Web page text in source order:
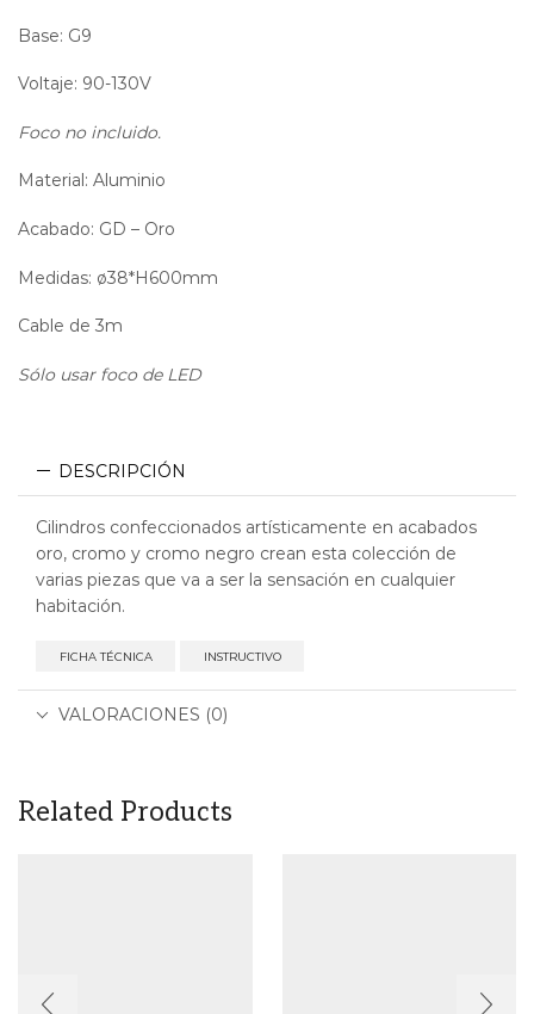
Base: G9
Voltaje: 90-130V
Foco no incluido.
Material: Aluminio
Acabado: GD – Oro
Medidas: ø38*H600mm
Cable de 3m
Sólo usar foco de LED
DESCRIPCIÓN
Cilindros confeccionados artísticamente en acabados
oro, cromo y cromo negro crean esta colección de
varias piezas que va a ser la sensación en cualquier
habitación.
FICHA TÉCNICA INSTRUCTIVO
VALORACIONES (0)
Related Products